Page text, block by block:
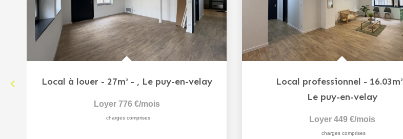
Local à louer - 27m² - , Le puy-en-velay
Loyer 776 €/mois
charges comprises
Local professionnel - 16.03m²
Le puy-en-velay
Loyer 449 €/mois
charges comprises